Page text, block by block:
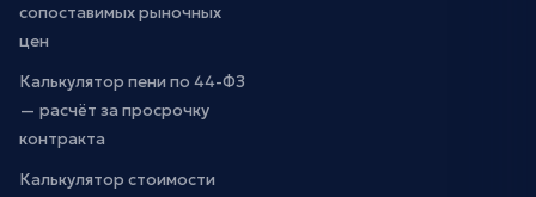
сопоставимых рыночных
цен
Калькулятор пени по 44-ФЗ
— расчёт за просрочку
контракта
Калькулятор стоимости